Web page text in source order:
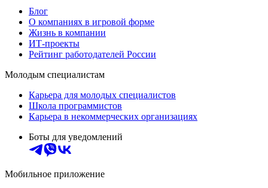
Блог
О компаниях в игровой форме
Жизнь в компании
ИТ-проекты
Рейтинг работодателей России
Молодым специалистам
Карьера для молодых специалистов
Школа программистов
Карьера в некоммерческих организациях
Боты для уведомлений
Мобильное приложение